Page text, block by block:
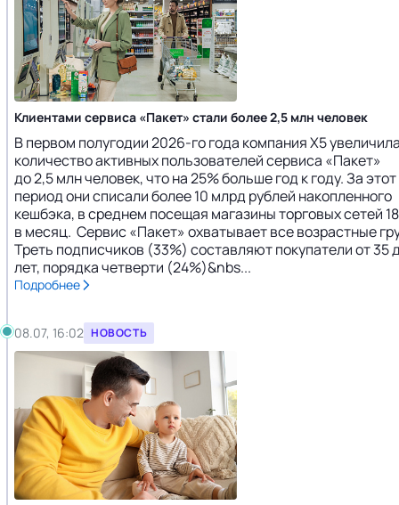
Клиентами сервиса «Пакет» стали более 2,5 млн человек
В первом полугодии 2026-го года компания X5
количество активных пользователей сервиса «Пакет»
до 2,5 млн человек, что на 25% больше год к году. За этот
период они списали более 10 млрд рублей накопленного
кешбэка, в среднем посещая магазины торговых сетей
в месяц. Сервис «Пакет» охватывает все возрастные
Треть подписчиков (33%) составляют покупатели от 35
лет, порядка четверти (24%)&nbs...
Подробнее
08.07, 16:02 НОВОСТЬ